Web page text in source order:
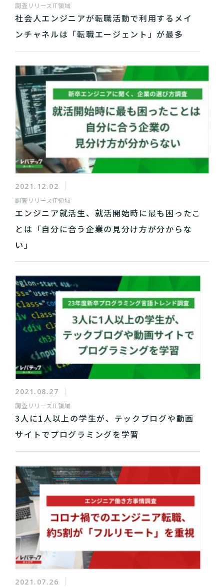
調査リリース IT領域
社会人エンジニアが転職活動で利用するメイ
ンチャネルは「転職エージェント」が最多
2021.12.02
調査リリース IT領域
エンジニア就活生、就活開始時に最も困ったこ
とは「自分に合う企業の見分け方が分からな
い」
2021.08.27
調査リリース IT領域
3人に1人以上の学生が、テックブログや動画
サイトでプログラミングを学習
2021.07.26